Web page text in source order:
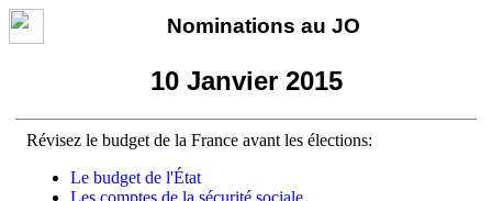
Nominations au JO
10 Janvier 2015
Révisez le budget de la France avant les élections:
Le budget de l'État
Les comptes de la sécurité sociale